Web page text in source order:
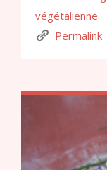
végétalienne
Permalink